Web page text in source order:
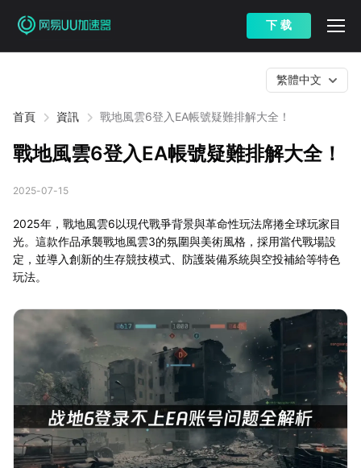
下 载
首頁 資訊 戰地風雲6登入EA帳號疑難排解大全！
繁體中文
戰地風雲6登入EA帳號疑難排解大全！
2025-07-15
2025年，戰地風雲6以現代戰爭背景與革命性玩法席捲全球玩家目
光。這款作品承襲戰地風雲3的氛圍與美術風格，採用當代戰場設
定，並導入創新的生存競技模式、防護裝備系統與空投補給等特色
玩法。